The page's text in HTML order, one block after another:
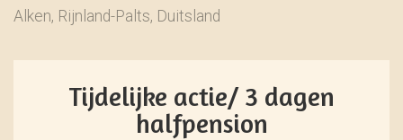
Alken, Rijnland-Palts, Duitsland
Tijdelijke actie/ 3 dagen
halfpension